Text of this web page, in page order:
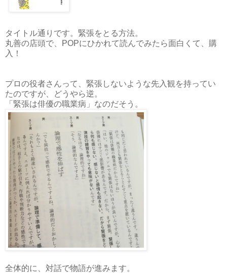
タイトル通りです。緊張をとる方法。
丸善の店頭で、POPにひかれて読んでみたら面白くて、購
入！
プロの役者さんって、緊張しないような先入観を持ってい
たのですが、どうやら逆。
「緊張は俳優の職業病」なのだそう。
全体的に、対話で物語が進みます。